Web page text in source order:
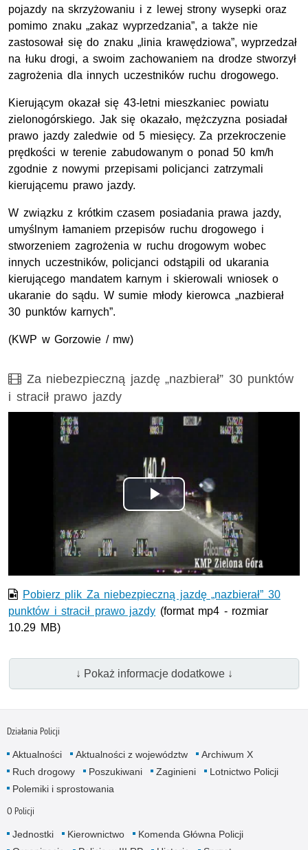
pojazdy na skrzyżowaniu i z lewej strony wysepki oraz
pomimo znaku „zakaz wyprzedzania”, a także nie
zastosował się do znaku „linia krawędziowa”, wyprzedzał
na łuku drogi, a swoim zachowaniem na drodze stworzył
zagrożenia dla innych uczestników ruchu drogowego.
Kierującym okazał się 43-letni mieszkaniec powiatu
zielonogórskiego. Jak się okazało, mężczyzna posiadał
prawo jazdy zaledwie od 5 miesięcy. Za przekroczenie
prędkości w terenie zabudowanym o ponad 50 km/h
zgodnie z nowymi przepisami policjanci zatrzymali
kierującemu prawo jazdy.
W związku z krótkim czasem posiadania prawa jazdy,
umyślnym łamaniem przepisów ruchu drogowego i
stworzeniem zagrożenia w ruchu drogowym wobec
innych uczestników, policjanci odstąpili od ukarania
kierującego mandatem karnym i skierowali wniosek o
ukaranie do sądu. W sumie młody kierowca „nazbierał
30 punktów karnych”.
(KWP w Gorzowie / mw)
Film
Za niebezpieczną jazdę „nazbierał” 30 punktów
i stracił prawo jazdy
Odtwórz
wideo
Pobierz plik Za niebezpieczną jazdę „nazbierał” 30
punktów i stracił prawo jazdy (format mp4 - rozmiar
10.29 MB)
↓ Pokaż informacje dodatkowe ↓
Działania Policji
Aktualności Aktualności z województw
Archiwum X
Ruch drogowy
Poszukiwani Zaginieni
Lotnictwo Policji
Polemiki i sprostowania
O Policji
Jednostki Kierownictwo
Komenda Główna Policji